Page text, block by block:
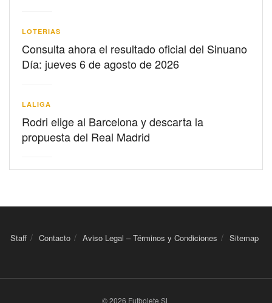
LOTERIAS
Consulta ahora el resultado oficial del Sinuano
Día: jueves 6 de agosto de 2026
LALIGA
Rodri elige al Barcelona y descarta la
propuesta del Real Madrid
Staff Contacto Aviso Legal – Términos y Condiciones Sitemap
© 2026 Futbolete SL